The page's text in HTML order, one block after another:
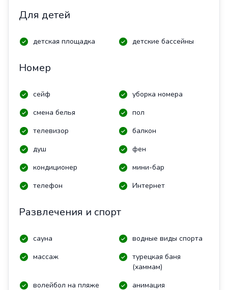
Для детей
детская площадка детские бассейны
Номер
сейф
уборка номера
смена белья
пол
телевизор
балкон
душ
фен
кондиционер
мини-бар
телефон
Интернет
Развлечения и спорт
сауна
водные виды спорта
массаж
турецкая баня
(хаммам)
волейбол на пляже
анимация